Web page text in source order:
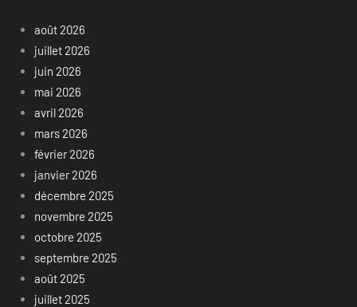
août 2026
juillet 2026
juin 2026
mai 2026
avril 2026
mars 2026
février 2026
janvier 2026
décembre 2025
novembre 2025
octobre 2025
septembre 2025
août 2025
juillet 2025